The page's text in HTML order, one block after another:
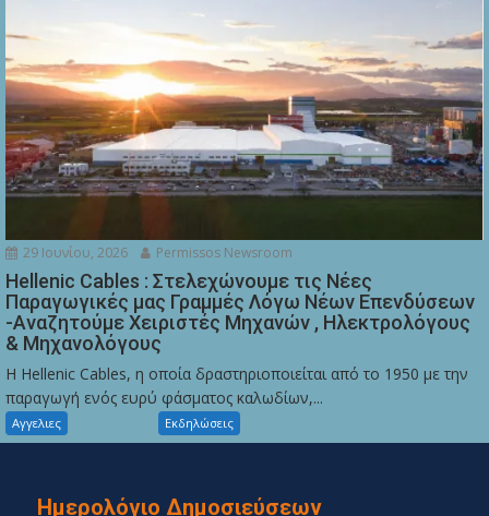
29 Ιουνίου, 2026 Permissos Newsroom
Hellenic Cables : Στελεχώνουμε τις Νέες
Παραγωγικές μας Γραμμές Λόγω Νέων Επενδύσεων
-Αναζητούμε Χειριστές Μηχανών , Ηλεκτρολόγους
& Μηχανολόγους
Η Hellenic Cables, η οποία δραστηριοποιείται από το 1950 με την
παραγωγή ενός ευρύ φάσματος καλωδίων,...
Αγγελιες Εκδηλώσεις
Ημερολόγιο Δημοσιεύσεων